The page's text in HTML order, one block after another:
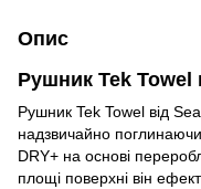
Опис
Рушник Tek Towel
Рушник Tek Towel від
надзвичайно
DRY+ на основі
площі поверхні він